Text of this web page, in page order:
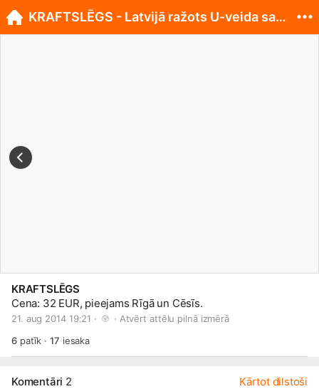
KRAFTSLĒGS
Cena: 32 EUR, pieejams Rīgā un Cēsīs.
21. aug 2014 19:21 · · Atvērt attēlu pilnā izmērā
6patīk ·17 iesaka
Komentāri 2 Kārtot dilstoši
KRAFTSLĒGS - Latvijā ražots U-veida saslēdzējs